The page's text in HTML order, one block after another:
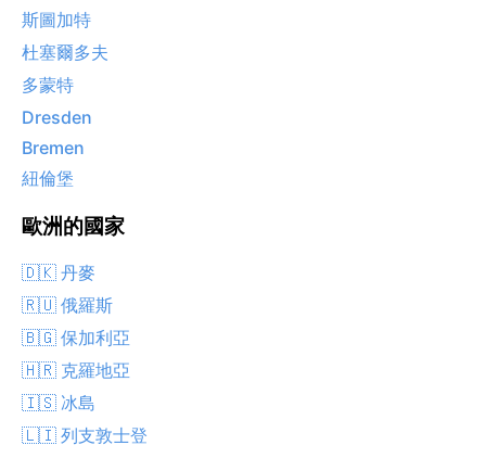
斯圖加特
杜塞爾多夫
多蒙特
Dresden
Bremen
紐倫堡
歐洲的國家
🇩🇰 丹麥
🇷🇺 俄羅斯
🇧🇬 保加利亞
🇭🇷 克羅地亞
🇮🇸 冰島
🇱🇮 列支敦士登